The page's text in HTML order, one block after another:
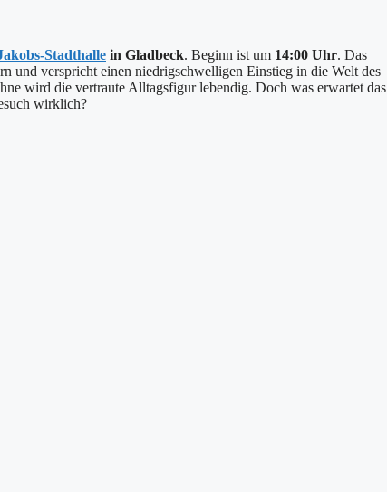
Stadthalle in Gladbeck. Beginn ist um 14:00 Uhr. Das
und verspricht einen niedrigschwelligen Einstieg in die Welt des
wird die vertraute Alltagsfigur lebendig. Doch was erwartet das
wirklich?